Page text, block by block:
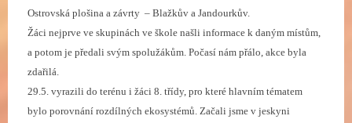
Ostrovská plošina a závrty – Blažkův a Jandourkův.
Žáci nejprve ve skupinách ve škole našli informace k daným místům,
a potom je předali svým spolužákům. Počasí nám přálo, akce byla
zdařilá.
29.5. vyrazili do terénu i žáci 8. třídy, pro které hlavním tématem
bylo porovnání rozdílných ekosystémů. Začali jsme v jeskyni